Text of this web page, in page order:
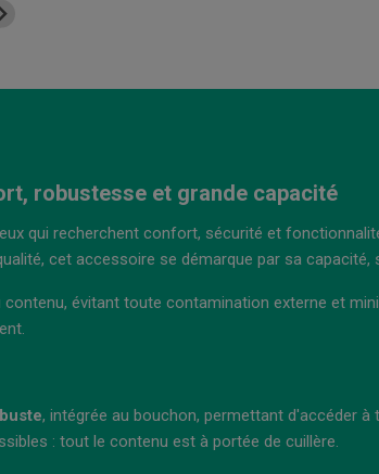
robustesse et grande capacité
qui recherchent confort, sécurité et
cet accessoire se démarque par sa
évitant toute contamination externe et
, intégrée au bouchon, permettant d'accéder
: tout le contenu est à portée de cuillère.